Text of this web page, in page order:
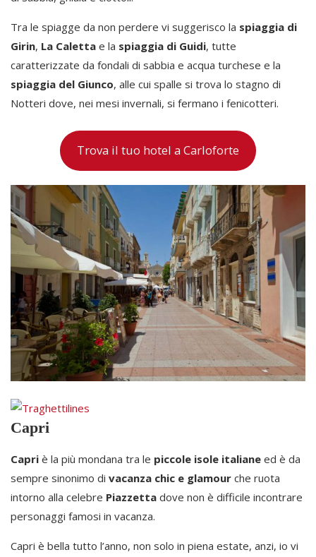
Tra le spiagge da non perdere vi suggerisco la spiaggia di
Girin, La Caletta e la spiaggia di Guidi, tutte
caratterizzate da fondali di sabbia e acqua turchese e la
spiaggia del Giunco, alle cui spalle si trova lo stagno di
Notteri dove, nei mesi invernali, si fermano i fenicotteri.
Trova il tuo hotel a Carloforte
Capri
Capri è la più mondana tra le piccole isole italiane ed è da
sempre sinonimo di vacanza chic e glamour che ruota
intorno alla celebre Piazzetta dove non è difficile incontrare
personaggi famosi in vacanza.
Capri è bella tutto l’anno, non solo in piena estate, anzi, io vi